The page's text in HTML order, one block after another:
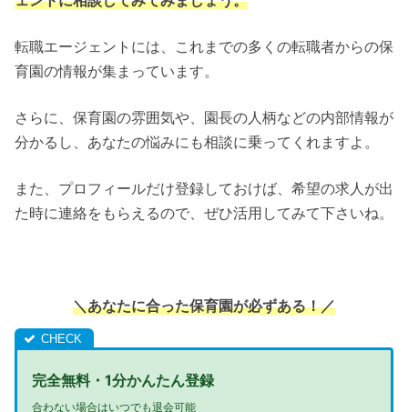
転職エージェントには、これまでの多くの転職者からの保
育園の情報が集まっています。
さらに、保育園の雰囲気や、園長の人柄などの内部情報が
分かるし、あなたの悩みにも相談に乗ってくれますよ。
また、プロフィールだけ登録しておけば、希望の求人が出
た時に連絡をもらえるので、ぜひ活用してみて下さいね。
＼あなたに合った保育園が必ずある！／
完全無料・1分かんたん登録
合わない場合はいつでも退会可能